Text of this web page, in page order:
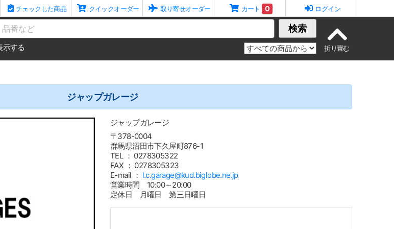
チェックした商品 クイックオーダー 取り寄せオーダー カート 0 ログイン
検索
示する
ジャップガレージ
ジャップガレージ
〒378-0004
群馬県沼田市下久屋町876-1
TEL ： 0278305322
FAX ： 0278305323
E-mail ： l.c.garage@kud.biglobe.ne.jp
営業時間 10:00～20:00
定休日 月曜日 第三日曜日